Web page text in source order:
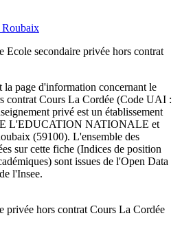
Roubaix
Ecole secondaire privée hors contrat
la page d'information concernant le
contrat Cours La Cordée (Code UAI :
privé est un établissement
L'EDUCATION NATIONALE et
(59100). L'ensemble des
sur cette fiche (Indices de position
sont issues de l'Open Data
l'Insee.
privée hors contrat Cours La Cordée